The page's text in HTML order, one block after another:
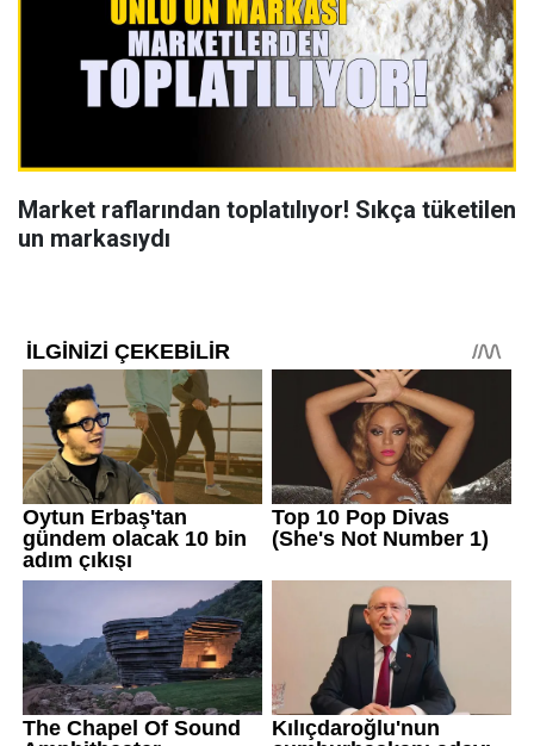
Market raflarından toplatılıyor! Sıkça tüketilen
un markasıydı